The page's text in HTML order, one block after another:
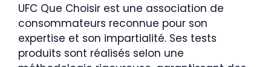
UFC Que Choisir est une association de
consommateurs reconnue pour son
expertise et son impartialité. Ses tests
produits sont réalisés selon une